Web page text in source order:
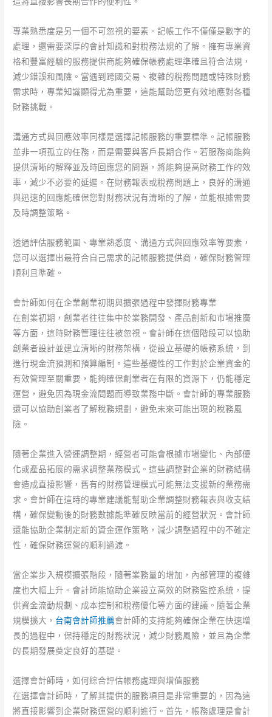
專業熟悉度是另一個不可忽視的要素。記帳工作不僅僅是數字的
處理，還需要深厚的會計知識和對稅務法規的了解。擁有專業資
格和豐富經驗的服務提供商能夠確保帳務處理準確且符合法規，
減少錯誤和風險。當遇到跨國交易、複雜的稅務問題或特殊財務
需求時，專業知識顯得尤為重要，這能幫助您更有效地應對各種
財務挑戰。
溝通方式與回應效率同樣是選擇記帳服務的重要標準。記帳服務
並非一項孤立的任務，而是需要與客戶長期合作。若服務商能夠
提供清晰的解釋並及時回應您的問題，將能夠提高財務工作的效
率，減少不必要的延遲。在財務報表或稅務問題上，良好的溝通
與迅速的回應能確保您對財務狀況有清晰的了解，並能根據需要
及時調整策略。
透過評估服務範圍、專業熟悉度、溝通方式與回應效率等要素，
您可以選擇出最符合自己需求的記帳服務提供商，確保財務管理
順利且準確。
會計師如何在企業創業初期與擴張過程中發揮財務專業
在創業初期，創業者往往集中於業務開發、產品創新和市場推廣
等方面，這時財務管理往往被忽視。會計師在這個階段可以協助
創業者設計並建立清晰的財務架構，從設立基礎的帳務系統，到
進行現金流預測和預算編制。這些基礎性的工作對於企業資金的
有效管理至關重要，能夠確保創業者在有限的資源下，仍能穩定
運營，避免因為現金流問題而導致業務中斷。會計師的專業服務
還可以協助創業者了解稅務規劃，避免未來可能出現的稅務風
險。
隨著企業進入營運調整期，經營者可能會根據市場變化、內部優
化或產品拓展的需求調整業務模式。這些調整對企業的財務結構
會造成直接影響，舊有的財務管理模式可能無法支援新的業務需
求。會計師在這時的專業建議能幫助企業調整財務報表與收支結
構，確保變動後的財務數據能準確反映當前的經營狀況。會計師
還能協助企業制定新的資金運作策略，減少調整過程中的不確定
性，確保財務運營的順利過渡。
當企業步入規模擴張階段，隨著業務量的增加，內部管理的複雜
度也大幅上升。會計師能協助企業設立高效的財務監控系統，提
供資金流動規劃、成本控制和稅務優化等方面的建議。隨著企業
規模擴大， 台南會計師推薦會計師的支持能夠確保企業在快速增
長的過程中，保持穩定的財務狀況，減少財務風險，並且為企業
的長期發展奠定良好的基礎。
選擇會計師時，如何綜合評估帳務處理與增值服務
在選擇會計師時，了解其提供的服務項目是非常重要的，因為這
將直接影響到企業財務運營的順利進行。首先，帳務處理是會計